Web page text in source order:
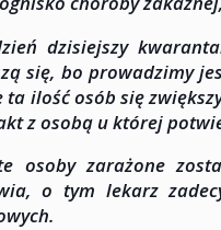
dzisiejszy
się, bo prowadzimy
ta ilość osób się
z osobą u której
osoby zarażone
o tym lekarz